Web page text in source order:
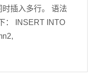
插入多行。 语法
： INSERT INTO